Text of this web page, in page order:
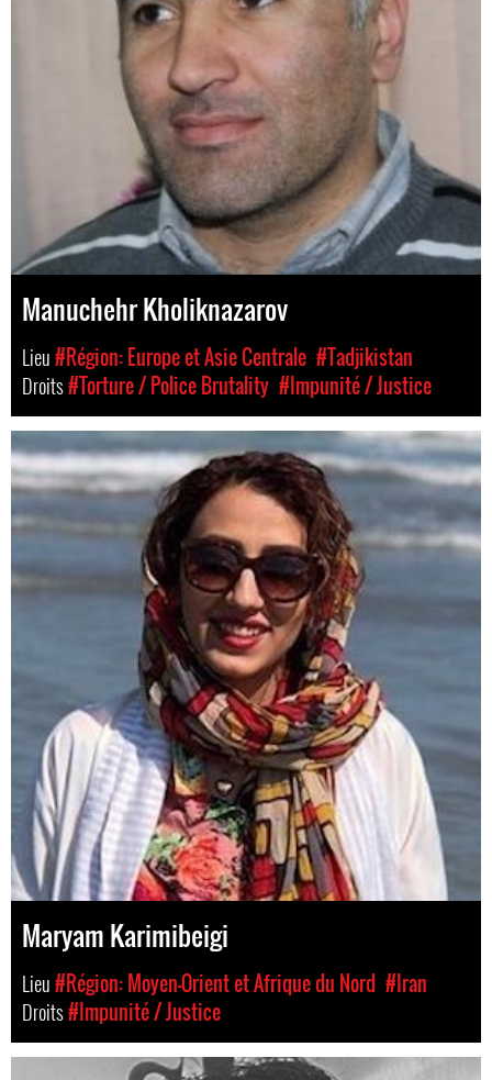
Manuchehr Kholiknazarov
Lieu#Région: Europe et Asie Centrale #Tadjikistan
Droits#Torture / Police Brutality #Impunité / Justice
Maryam Karimibeigi
Lieu#Région: Moyen-Orient et Afrique du Nord #Iran
Droits#Impunité / Justice